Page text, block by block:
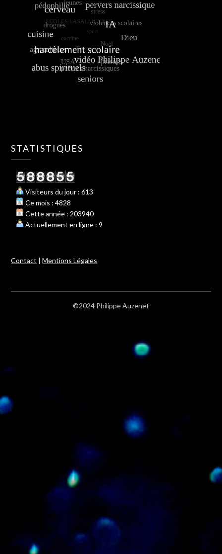
STATISTIQUES
Visiteurs du jour : 613
Ce mois : 4828
Cette année : 203940
Actuellement en ligne : 9
Contact |Mentions Légales
©2024 Philippe Auzenet